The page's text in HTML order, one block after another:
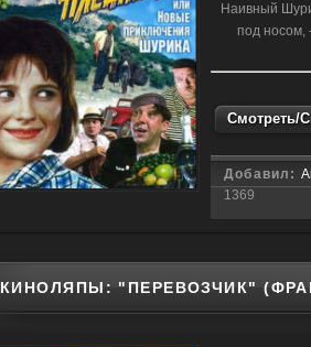
Наивный
под носом,
Смотреть/
Добавил:
1369
КИНОЛЯПЫ: "ПЕРЕВОЗЧИК"